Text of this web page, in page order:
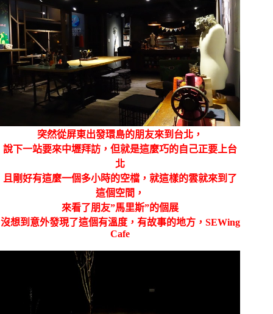
突然從屏東出發環島的朋友來到台北，
說下一站要來中壢拜訪，但就是這麼巧的自己正要上台
北
且剛好有這麼一個多小時的空檔，就這樣的雲就來到了
這個空間，
來看了朋友”馬里斯”的個展
沒想到意外發現了這個有溫度，有故事的地方，SEWing
Cafe